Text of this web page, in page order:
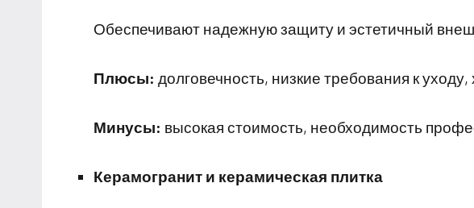
Обеспечивают надежную защиту и эстетичный
Плюсы: долговечность, низкие требования к
Минусы: высокая стоимость, необходимость
Керамогранит и керамическая плитка